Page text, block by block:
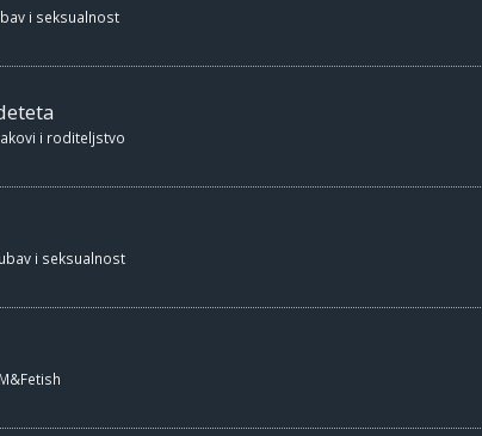
i seksualnost
i roditeljstvo
i seksualnost